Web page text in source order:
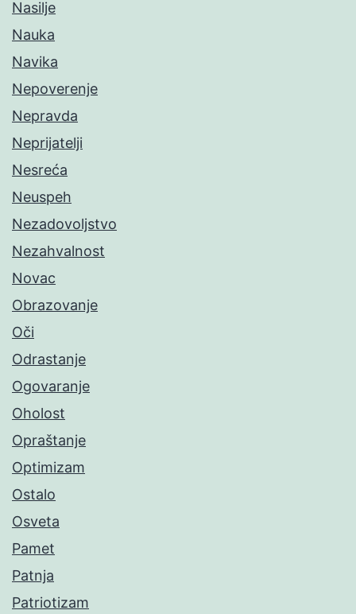
Nasilje
Nauka
Navika
Nepoverenje
Nepravda
Neprijatelji
Nesreća
Neuspeh
Nezadovoljstvo
Nezahvalnost
Novac
Obrazovanje
Oči
Odrastanje
Ogovaranje
Oholost
Opraštanje
Optimizam
Ostalo
Osveta
Pamet
Patnja
Patriotizam